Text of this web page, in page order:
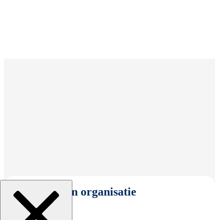
Selecteer een organisatie